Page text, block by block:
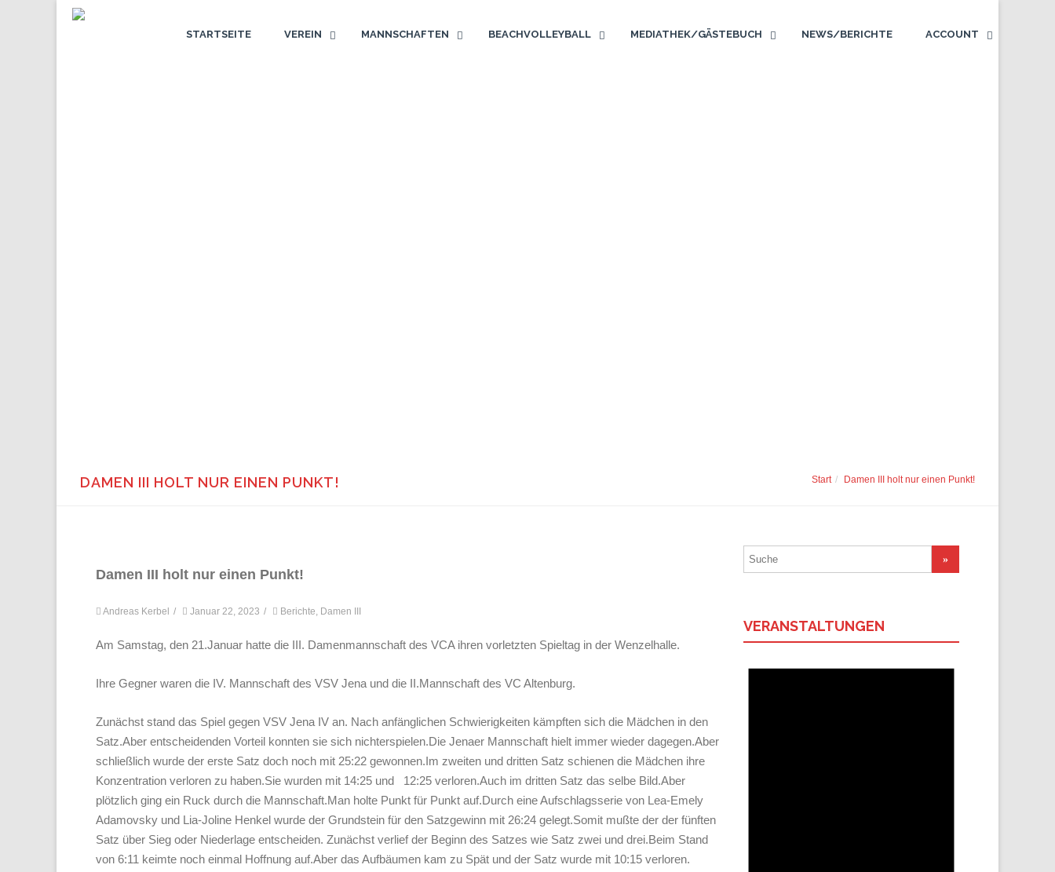
STARTSEITE VEREIN MANNSCHAFTEN BEACHVOLLEYBALL MEDIATHEK/GÄSTEBUCH NEWS/BERICHTE ACCOUNT
DAMEN III HOLT NUR EINEN PUNKT! Start Damen III holt nur einen Punkt!
Damen III holt nur einen Punkt!
Andreas Kerbel / Januar 22, 2023 / Berichte Damen III
Am Samstag, den 21.Januar hatte die III. Damenmannschaft des VCA ihren vorletzten Spieltag in der Wenzelhalle.
Ihre Gegner waren die IV. Mannschaft des VSV Jena und die II.Mannschaft des VC Altenburg.
Zunächst stand das Spiel gegen VSV Jena IV an. Nach anfänglichen Schwierigkeiten kämpften sich die Mädchen in den
Satz.Aber entscheidenden Vorteil konnten sie sich nichterspielen.Die Jenaer Mannschaft hielt immer wieder dagegen.Aber
schließlich wurde der erste Satz doch noch mit 25:22 gewonnen.Im zweiten und dritten Satz schienen die Mädchen ihre
Konzentration verloren zu haben.Sie wurden mit 14:25 und 12:25 verloren.Auch im dritten Satz das selbe Bild.Aber
plötzlich ging ein Ruck durch die Mannschaft.Man holte Punkt für Punkt auf.Durch eine Aufschlagsserie von Lea-Emely
Adamovsky und Lia-Joline Henkel wurde der Grundstein für den Satzgewinn mit 26:24 gelegt.Somit mußte der der fünften
Satz über Sieg oder Niederlage entscheiden. Zunächst verlief der Beginn des Satzes wie Satz zwei und drei.Beim Stand
von 6:11 keimte noch einmal Hoffnung auf.Aber das Aufbäumen kam zu Spät und der Satz wurde mit 10:15 verloren.
Suchergebnis
für:
VERANSTALTUNGEN